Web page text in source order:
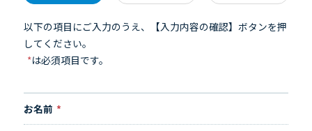
以下の項目にご入力のうえ、【入力内容の確認】ボタンを押
してください。
*は必須項目です。
お名前 *